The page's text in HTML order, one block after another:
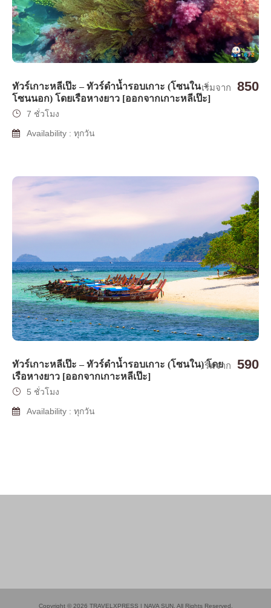
ทัวร์เกาะหลีเป๊ะ – ทัวร์ดำน้ำรอบเกาะ (โซนใน +
โซนนอก) โดยเรือหางยาว [ออกจากเกาะหลีเป๊ะ]
เริ่มจาก 850
7 ชั่วโมง
Availability : ทุกวัน
ทัวร์เกาะหลีเป๊ะ – ทัวร์ดำน้ำรอบเกาะ (โซนใน) โดย
เรือหางยาว [ออกจากเกาะหลีเป๊ะ]
เริ่มจาก 590
5 ชั่วโมง
Availability : ทุกวัน
Copyright © 2026 TRAVELXPRESS | NAVA SUN. All Rights Reserved.